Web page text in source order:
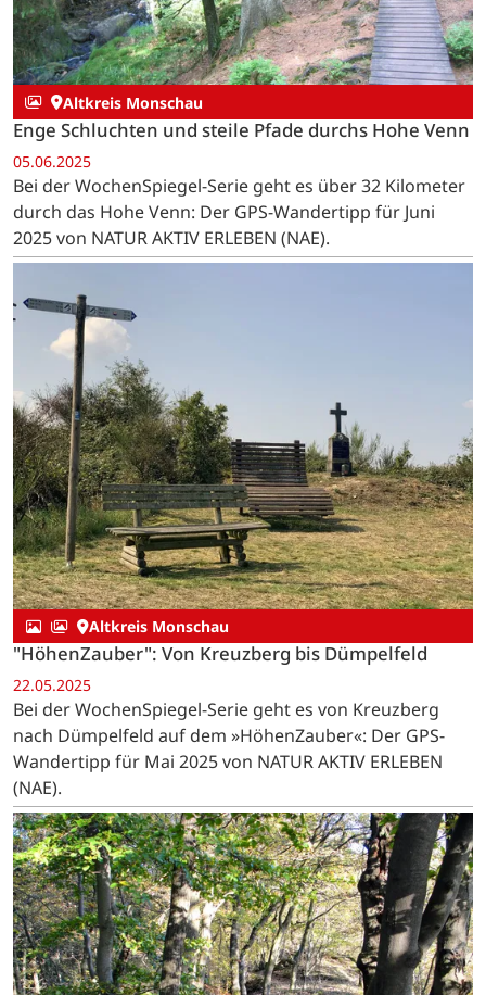
Altkreis Monschau
Enge Schluchten und steile Pfade durchs Hohe Venn
05.06.2025
Bei der WochenSpiegel-Serie geht es über 32 Kilometer
durch das Hohe Venn: Der GPS-Wandertipp für Juni
2025 von NATUR AKTIV ERLEBEN (NAE).
Altkreis Monschau
"HöhenZauber": Von Kreuzberg bis Dümpelfeld
22.05.2025
Bei der WochenSpiegel-Serie geht es von Kreuzberg
nach Dümpelfeld auf dem »HöhenZauber«: Der GPS-
Wandertipp für Mai 2025 von NATUR AKTIV ERLEBEN
(NAE).